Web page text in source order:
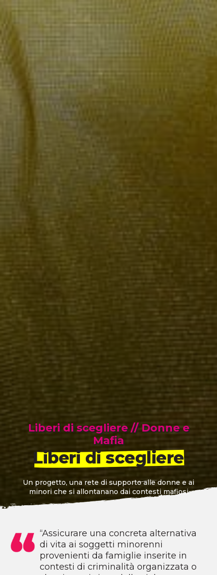
Liberi di scegliere//Donne e
Mafia
Liberi di scegliere
Un progetto, una rete di supporto alle donne e ai
minori che si allontanano dai contesti mafiosi
“Assicurare una concreta alternativa
di vita ai soggetti minorenni
provenienti da famiglie inserite in
contesti di criminalità organizzata o